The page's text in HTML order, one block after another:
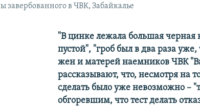
завербованного в ЧВК, Забайкалье
"В цинке лежала большая черная
пустой", "гроб был в два раза
жен и матерей наемников ЧВК
рассказывают, что, несмотря на
сделать было уже невозможно –
обгоревшим, что тест делать